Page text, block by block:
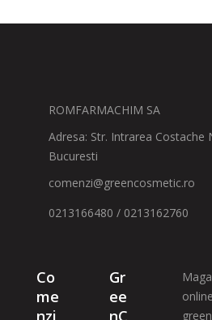
ROMFARMACHIM SA
Adresa: Str. Intrarea Costache
Bucuresti
comenzi@greencosmetic.ro
0213166480 / 0213162760
Co
me
nzi
Gr
ee
nC
online